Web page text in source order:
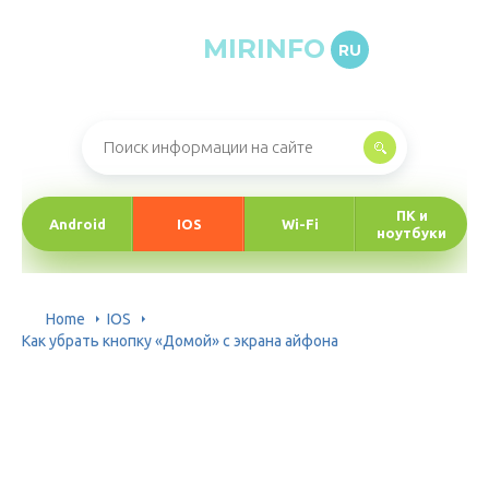
MIRINFO RU
Android IOS Wi-Fi
ПК и
ноутбуки
Home
IOS
Как убрать кнопку «Домой» с экрана айфона